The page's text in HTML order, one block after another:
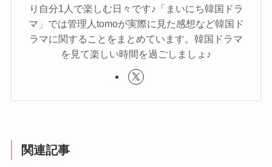
り自分1人で楽しむ日々です♪「まいにち韓国ドラ
マ」では管理人tomoが実際に見た感想など韓国ド
ラマに関することをまとめています。韓国ドラマ
を見て楽しい時間を過ごしましょ♪
関連記事